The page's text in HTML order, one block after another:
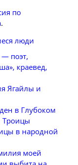
по
.
люди
поэт,
краевед,
Ягайлы и
в Глубоком
Троицы
в народной
моей